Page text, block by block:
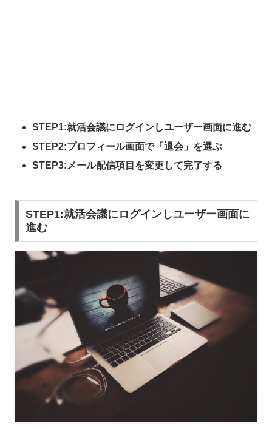
STEP1:就活会議にログインしユーザー画面に進む
STEP2:プロフィール画面で「退会」を選ぶ
STEP3:メール配信項目を変更して完了する
STEP1:就活会議にログインしユーザー画面に
進む